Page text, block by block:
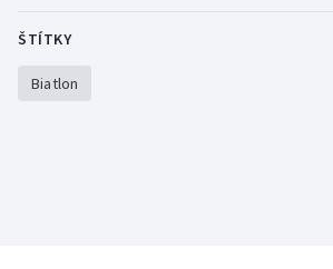
ŠTÍTKY
Biatlon